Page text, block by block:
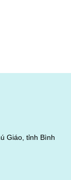
Giáo, tỉnh Bình